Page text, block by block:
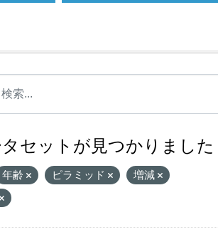
セットが見つかりました
年齢 ピラミッド
増減